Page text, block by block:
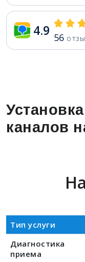
4.9 56
каналов
Тип услуги
Диагностика
приема